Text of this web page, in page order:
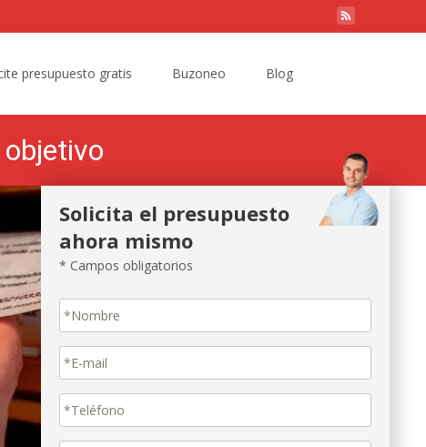
presupuesto gratis Buzoneo Blog
Solicita el presupuesto
ahora mismo
* Campos obligatorios